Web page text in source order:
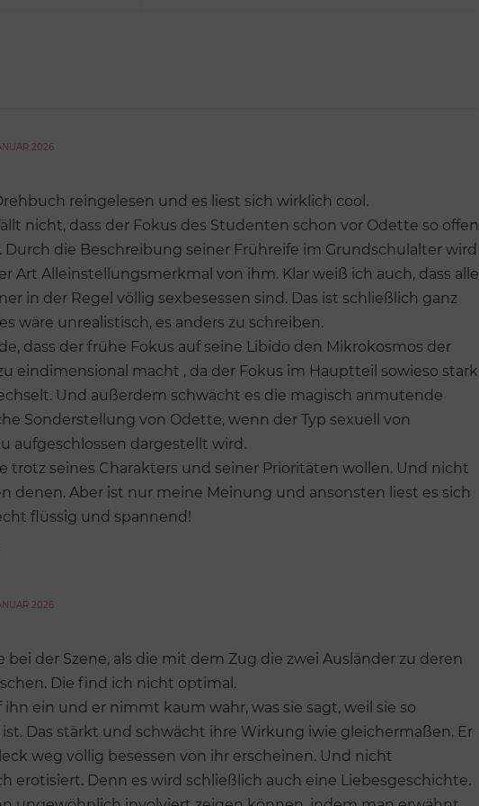
2026
reingelesen und es liest sich wirklich cool.
nicht, dass der Fokus des Studenten schon vor Odette so offen
Durch die Beschreibung seiner Frühreife im Grundschulalter wird
Art Alleinstellungsmerkmal von ihm. Klar weiß ich auch, dass alle
in der Regel völlig sexbesessen sind. Das ist schließlich ganz
wäre unrealistisch, es anders zu schreiben.
dass der frühe Fokus auf seine Libido den Mikrokosmos der
eindimensional macht , da der Fokus im Hauptteil sowieso stark
Und außerdem schwächt es die magisch anmutende
Sonderstellung von Odette, wenn der Typ sexuell von
aufgeschlossen dargestellt wird.
trotz seines Charakters und seiner Prioritäten wollen. Und nicht
denen. Aber ist nur meine Meinung und ansonsten liest es sich
flüssig und spannend!
2026
bei der Szene, als die mit dem Zug die zwei Ausländer zu deren
Die find ich nicht optimal.
ihn ein und er nimmt kaum wahr, was sie sagt, weil sie so
Das stärkt und schwächt ihre Wirkung iwie gleichermaßen. Er
weg völlig besessen von ihr erscheinen. Und nicht
erotisiert. Denn es wird schließlich auch eine Liebesgeschichte.